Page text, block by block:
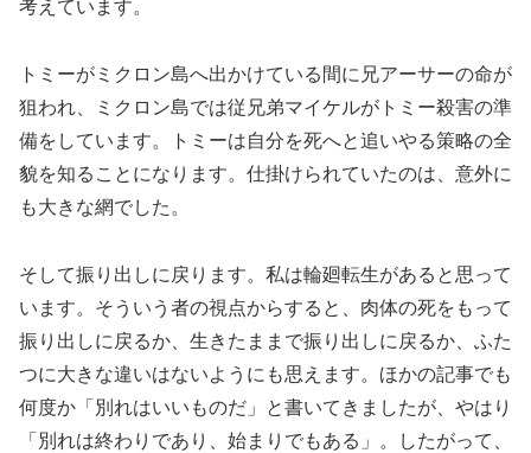
考えています。
トミーがミクロン島へ出かけている間に兄アーサーの命が
狙われ、ミクロン島では従兄弟マイケルがトミー殺害の準
備をしています。トミーは自分を死へと追いやる策略の全
貌を知ることになります。仕掛けられていたのは、意外に
も大きな網でした。
そして振り出しに戻ります。私は輪廻転生があると思って
います。そういう者の視点からすると、肉体の死をもって
振り出しに戻るか、生きたままで振り出しに戻るか、ふた
つに大きな違いはないようにも思えます。ほかの記事でも
何度か「別れはいいものだ」と書いてきましたが、やはり
「別れは終わりであり、始まりでもある」。したがって、